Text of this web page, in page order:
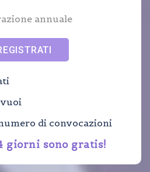
annuale
di convocazioni
giorni sono gratis!